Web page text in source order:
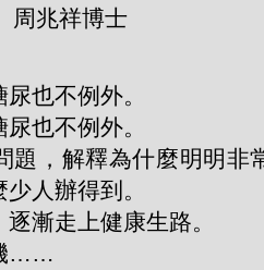
周兆祥博士
也不例外。
也不例外。
題，解釋為什麼明明非
人辦得到。
漸走上健康生路。
……